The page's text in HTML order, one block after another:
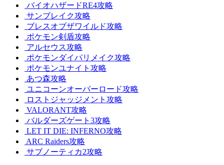
バイオハザードRE4攻略
サンブレイク攻略
ブレスオブザワイルド攻略
ポケモン剣盾攻略
アルセウス攻略
ポケモンダイパリメイク攻略
ポケモンユナイト攻略
あつ森攻略
ユニコーンオーバーロード攻略
ロストジャッジメント攻略
VALORANT攻略
バルダーズゲート3攻略
LET IT DIE: INFERNO攻略
ARC Raiders攻略
サブノーティカ2攻略